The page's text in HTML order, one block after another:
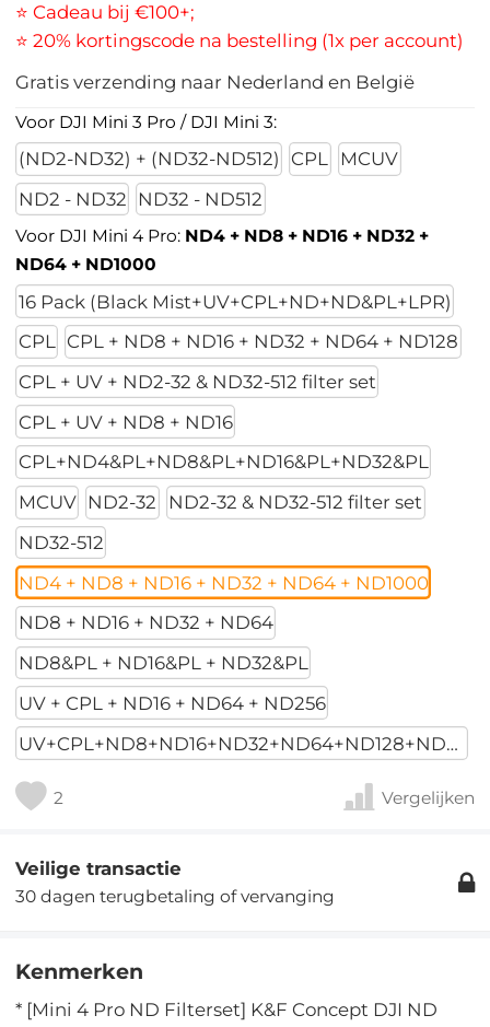
⭐ Cadeau bij €100+;
⭐ 20% kortingscode na bestelling (1x per account)
Gratis verzending naar Nederland en België
Voor DJI Mini 3 Pro / DJI Mini 3:
(ND2-ND32) + (ND32-ND512) CPL
MCUV
ND2 - ND32
ND32 - ND512
Voor DJI Mini 4 Pro: ND4 + ND8 + ND16 + ND32 +
ND64 + ND1000
16 Pack (Black Mist+UV+CPL+ND+ND&PL+LPR)
CPL CPL + ND8 + ND16 + ND32 + ND64 + ND128
CPL + UV + ND2-32 & ND32-512 filter set
CPL + UV + ND8 + ND16
CPL+ND4&PL+ND8&PL+ND16&PL+ND32&PL
MCUV
ND2-32
ND2-32 & ND32-512 filter set
ND32-512
ND4 + ND8 + ND16 + ND32 + ND64 + ND1000
ND8 + ND16 + ND32 + ND64
ND8&PL + ND16&PL + ND32&PL
UV + CPL + ND16 + ND64 + ND256
UV+CPL+ND8+ND16+ND32+ND64+ND128+ND256
2 Vergelijken
Veilige transactie
30 dagen terugbetaling of vervanging
Kenmerken
* [Mini 4 Pro ND Filterset] K&F Concept DJI ND